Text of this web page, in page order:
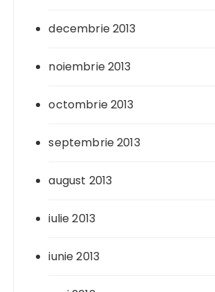
decembrie 2013
noiembrie 2013
octombrie 2013
septembrie 2013
august 2013
iulie 2013
iunie 2013